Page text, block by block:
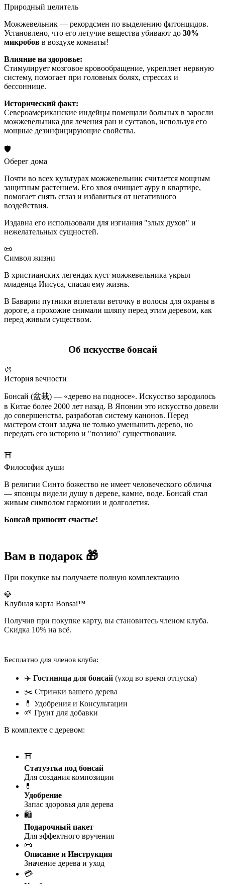
Природный целитель
Можжевельник — рекордсмен по выделению фитонцидов.
Установлено, что его летучие вещества убивают до 30%
микробов в воздухе комнаты!
Влияние на здоровье:
Стимулирует мозговое кровообращение, укрепляет нервную
систему, помогает при головных болях, стрессах и
бессоннице.
Исторический факт:
Североамериканские индейцы помещали больных в заросли
можжевельника для лечения ран и суставов, используя его
мощные дезинфицирующие свойства.
🛡️
Оберег дома
Почти во всех культурах можжевельник считается мощным
защитным растением. Его хвоя очищает ауру в квартире,
помогает снять сглаз и избавиться от негативного
воздействия.
Издавна его использовали для изгнания "злых духов" и
нежелательных сущностей.
📜
Символ жизни
В христианских легендах куст можжевельника укрыл
младенца Иисуса, спасая ему жизнь.
В Баварии путники вплетали веточку в волосы для охраны в
дороге, а прохожие снимали шляпу перед этим деревом, как
перед живым существом.
Об искусстве бонсай
🎨
История вечности
Бонсай (盆栽) — «дерево на подносе». Искусство зародилось
в Китае более 2000 лет назад. В Японии это искусство довели
до совершенства, разработав систему канонов. Перед
мастером стоит задача не только уменьшить дерево, но
передать его историю и "поэзию" существования.
⛩️
Философия души
В религии Синто божество не имеет человеческого обличья
— японцы видели душу в дереве, камне, воде. Бонсай стал
живым символом гармонии и долголетия.
Бонсай приносит счастье!
Вам в подарок 🎁
При покупке вы получаете полную комплектацию
💎
Клубная карта Bonsai™
Получив при покупке карту, вы становитесь членом клуба.
Скидка 10% на всё.
Бесплатно для членов клуба:
✈️ Гостиница для бонсай (уход во время отпуска)
✂️ Стрижки вашего дерева
💊 Удобрения и Консультации
🌱 Грунт для добавки
В комплекте с деревом:
⛩️
Статуэтка под бонсай
Для создания композиции
💊
Удобрение
Запас здоровья для дерева
🛍️
Подарочный пакет
Для эффектного вручения
📜
Описание и Инструкция
Значение дерева и уход
💳